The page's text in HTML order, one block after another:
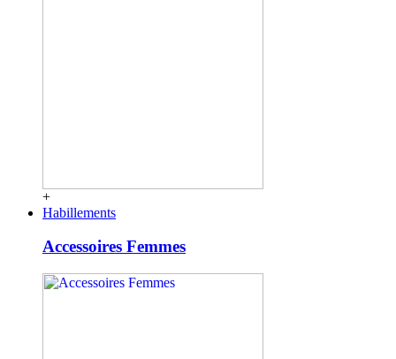
+
Habillements
Accessoires Femmes